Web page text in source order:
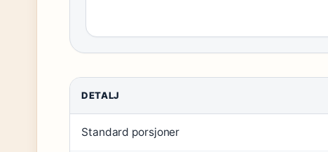
DETALJ
Standard porsjoner